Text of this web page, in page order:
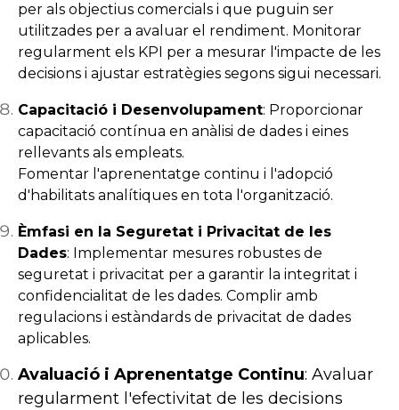
per als objectius comercials i que puguin ser
utilitzades per a avaluar el rendiment. Monitorar
regularment els KPI per a mesurar l'impacte de les
decisions i ajustar estratègies segons sigui necessari.
Capacitació i Desenvolupament: Proporcionar
capacitació contínua en anàlisi de dades i eines
rellevants als empleats.
Fomentar l'aprenentatge continu i l'adopció
d'habilitats analítiques en tota l'organització.
Èmfasi en la Seguretat i Privacitat de les
Dades: Implementar mesures robustes de
seguretat i privacitat per a garantir la integritat i
confidencialitat de les dades. Complir amb
regulacions i estàndards de privacitat de dades
aplicables.
Avaluació i Aprenentatge Continu: Avaluar
regularment l'efectivitat de les decisions